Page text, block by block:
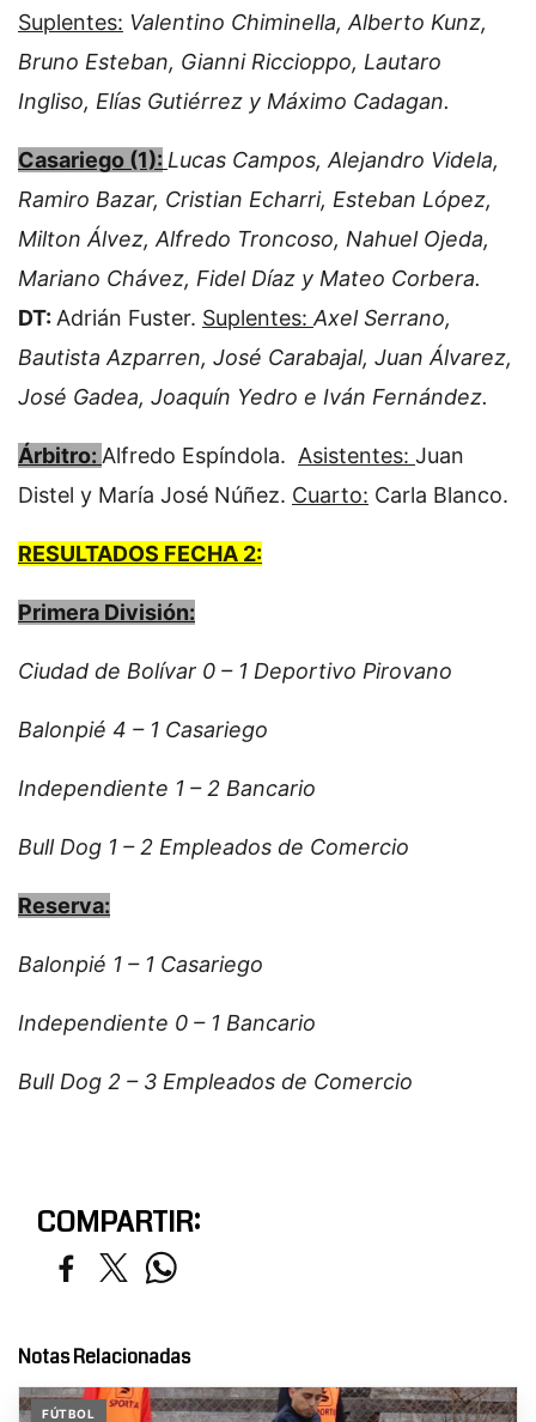
Suplentes: Valentino Chiminella, Alberto Kunz,
Bruno Esteban, Gianni Riccioppo, Lautaro
Ingliso, Elías Gutiérrez y Máximo Cadagan.
Casariego (1): Lucas Campos, Alejandro Videla,
Ramiro Bazar, Cristian Echarri, Esteban López,
Milton Álvez, Alfredo Troncoso, Nahuel Ojeda,
Mariano Chávez, Fidel Díaz y Mateo Corbera.
DT: Adrián Fuster. Suplentes: Axel Serrano,
Bautista Azparren, José Carabajal, Juan Álvarez,
José Gadea, Joaquín Yedro e Iván Fernández.
Árbitro: Alfredo Espíndola. Asistentes: Juan
Distel y María José Núñez. Cuarto: Carla Blanco.
RESULTADOS FECHA 2:
Primera División:
Ciudad de Bolívar 0 – 1 Deportivo Pirovano
Balonpié 4 – 1 Casariego
Independiente 1 – 2 Bancario
Bull Dog 1 – 2 Empleados de Comercio
Reserva:
Balonpié 1 – 1 Casariego
Independiente 0 – 1 Bancario
Bull Dog 2 – 3 Empleados de Comercio
COMPARTIR:
Notas Relacionadas
FÚTBOL